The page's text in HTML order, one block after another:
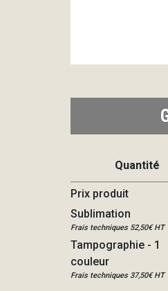
Quantité
Prix produit
Sublimation
Frais techniques 52,50€ HT
Tampographie - 1
couleur
Frais techniques 37,50€ HT